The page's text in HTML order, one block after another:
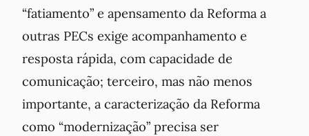
“fatiamento” e apensamento da Reforma a
outras PECs exige acompanhamento e
resposta rápida, com capacidade de
comunicação; terceiro, mas não menos
importante, a caracterização da Reforma
como “modernização” precisa ser